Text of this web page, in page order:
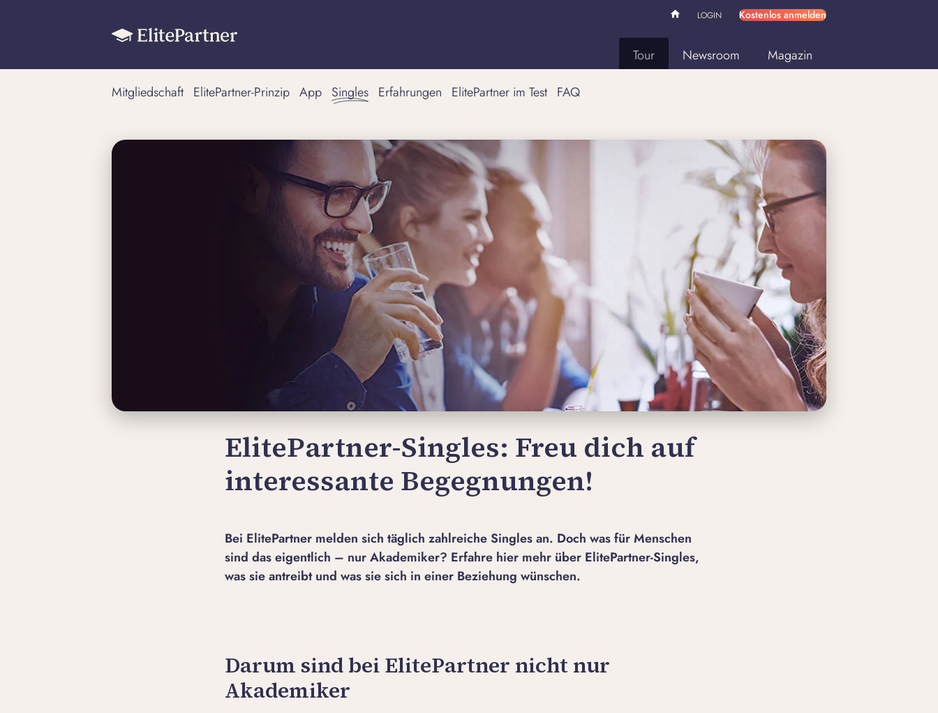
LOGIN Kostenlos anmelden
Tour
Mitgliedschaft ElitePartner-Prinzip App Singles Erfahrungen ElitePartner im Test FAQ
Newsroom Magazin
ElitePartner-Singles: Freu dich auf
interessante Begegnungen!
Bei ElitePartner melden sich täglich zahlreiche Singles an. Doch was für Menschen
sind das eigentlich – nur Akademiker? Erfahre hier mehr über ElitePartner-Singles,
was sie antreibt und was sie sich in einer Beziehung wünschen.
Darum sind bei ElitePartner nicht nur
Akademiker